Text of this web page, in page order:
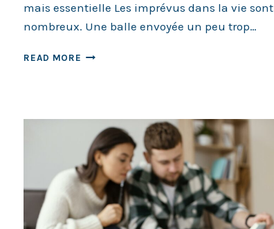
mais essentielle Les imprévus dans la vie sont
nombreux. Une balle envoyée un peu trop…
READ MORE ASSURANCE
UTILE
AU
QUOTIDIEN
?